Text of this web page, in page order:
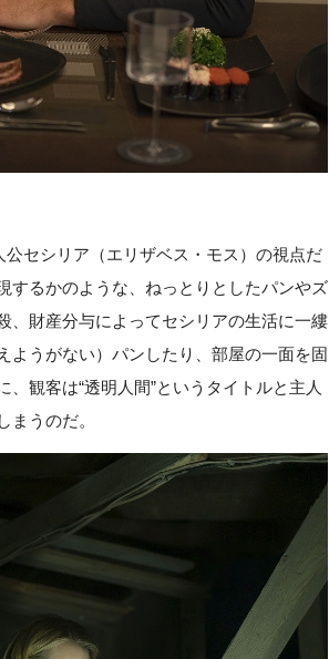
セシリア（エリザベス・モス）の視点だ
するかのような、ねっとりとしたパンやズ
、財産分与によってセシリアの生活に一縷
ようがない）パンしたり、部屋の一面を固
観客は“透明人間”というタイトルと主人
うのだ。